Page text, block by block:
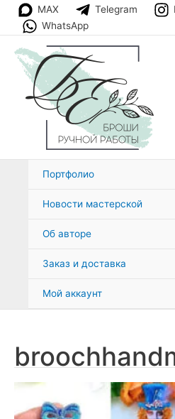
Перейти
содержимому
MAX Telegram
WhatsApp
Портфолио
Новости мастерской
Об авторе
Заказ и доставка
Мой аккаунт